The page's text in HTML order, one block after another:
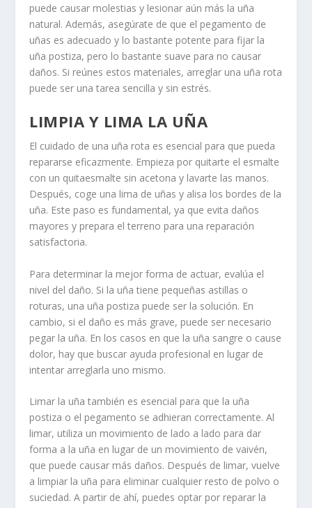
puede causar molestias y lesionar aún más la uña
natural. Además, asegúrate de que el pegamento de
uñas es adecuado y lo bastante potente para fijar la
uña postiza, pero lo bastante suave para no causar
daños. Si reúnes estos materiales, arreglar una uña rota
puede ser una tarea sencilla y sin estrés.
LIMPIA Y LIMA LA UÑA
El cuidado de una uña rota es esencial para que pueda
repararse eficazmente. Empieza por quitarte el esmalte
con un quitaesmalte sin acetona y lavarte las manos.
Después, coge una lima de uñas y alisa los bordes de la
uña. Este paso es fundamental, ya que evita daños
mayores y prepara el terreno para una reparación
satisfactoria.
Para determinar la mejor forma de actuar, evalúa el
nivel del daño. Si la uña tiene pequeñas astillas o
roturas, una uña postiza puede ser la solución. En
cambio, si el daño es más grave, puede ser necesario
pegar la uña. En los casos en que la uña sangre o cause
dolor, hay que buscar ayuda profesional en lugar de
intentar arreglarla uno mismo.
Limar la uña también es esencial para que la uña
postiza o el pegamento se adhieran correctamente. Al
limar, utiliza un movimiento de lado a lado para dar
forma a la uña en lugar de un movimiento de vaivén,
que puede causar más daños. Después de limar, vuelve
a limpiar la uña para eliminar cualquier resto de polvo o
suciedad. A partir de ahí, puedes optar por reparar la